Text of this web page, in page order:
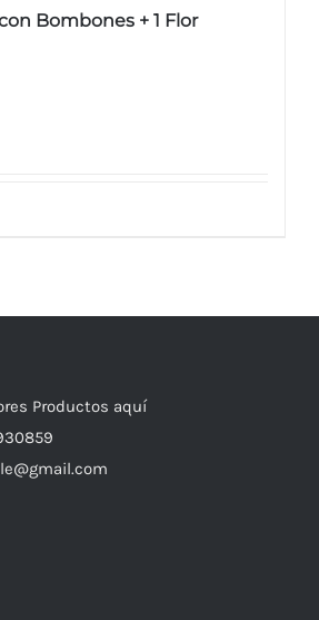
Bombones + 1 Flor
Productos aquí